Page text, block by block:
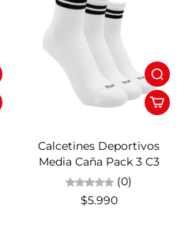
Calcetines Deportivos
Media Caña Pack 3 C3
(0)
$5.990